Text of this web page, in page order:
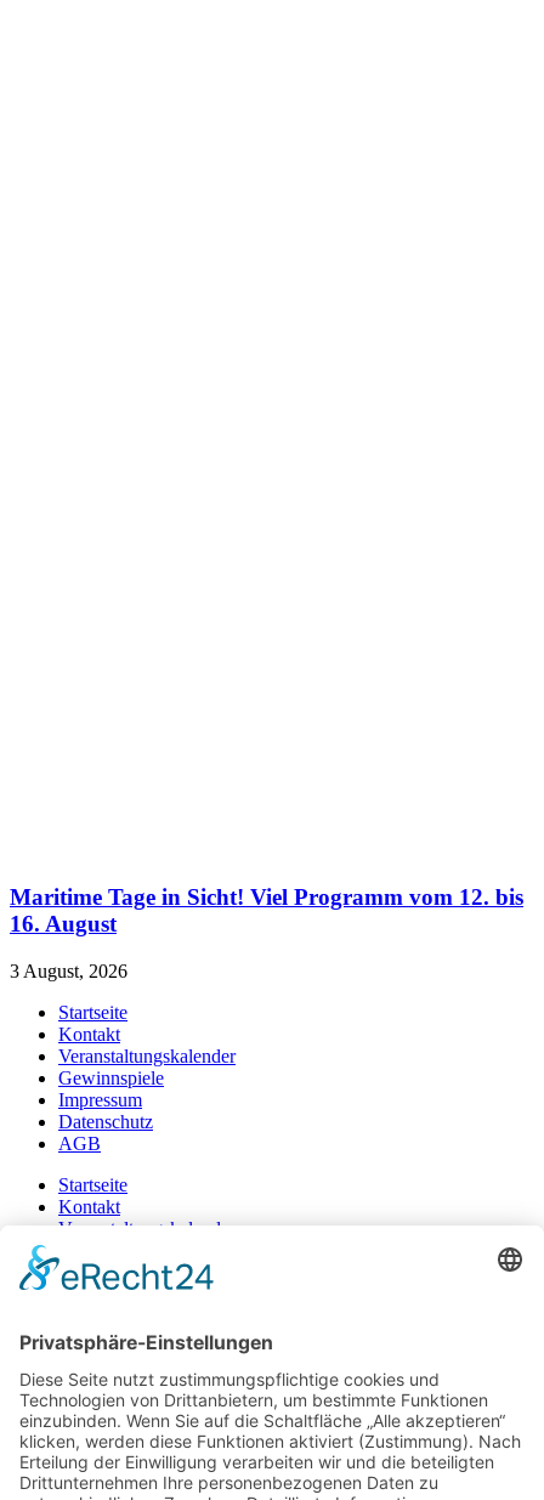
Maritime Tage in Sicht! Viel Programm vom 12. bis
16. August
3 August, 2026
Startseite
Kontakt
Veranstaltungskalender
Gewinnspiele
Impressum
Datenschutz
AGB
Startseite
Kontakt
Veranstaltungskalender
Impressum
Datenschutz
+49 471 983 37-0
© 2025 | Ein Produkt der GROTE MEDIA GmbH
Mediadaten hier downloaden
Facebook-f Instagram